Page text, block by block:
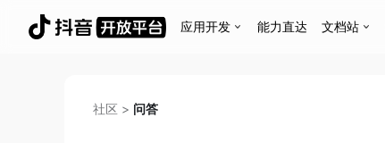
应用开发 能力直达 文档站
社区 > 问答